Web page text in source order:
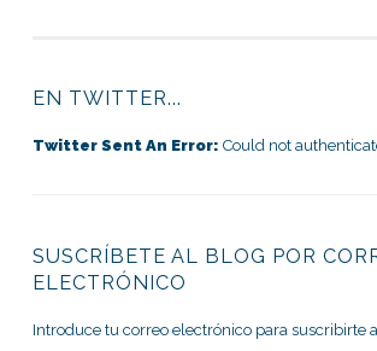
EN TWITTER...
Twitter Sent An Error: Could not
SUSCRÍBETE AL BLOG POR
ELECTRÓNICO
Introduce tu correo electrónico para suscribirte